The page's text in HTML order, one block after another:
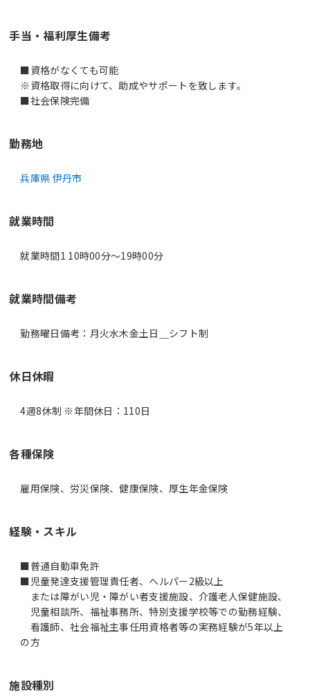
手当・福利厚生備考
■資格がなくても可能
※資格取得に向けて、助成やサポートを致します。
■社会保険完備
勤務地
兵庫県 伊丹市
就業時間
就業時間1 10時00分〜19時00分
就業時間備考
休日休暇
4週8休制 ※年間休日：110日
各種保険
雇用保険、労災保険、健康保険、厚生年金保険
経験・スキル
■普通自動車免許
■児童発達支援管理責任者、ヘルパー2級以上
または障がい児・障がい者支援施設、介護老人保健施設、
児童相談所、福祉事務所、特別支援学校等での勤務経験、
看護師、社会福祉主事任用資格者等の実務経験が5年以上
の方
施設種別